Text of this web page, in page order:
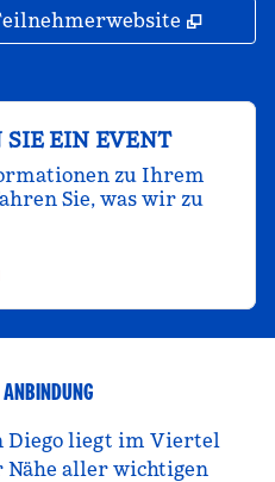
,
SIE EIN EVENT
zu Ihrem
Sie, was wir zu
Diego liegt im Viertel
Nähe aller wichtigen